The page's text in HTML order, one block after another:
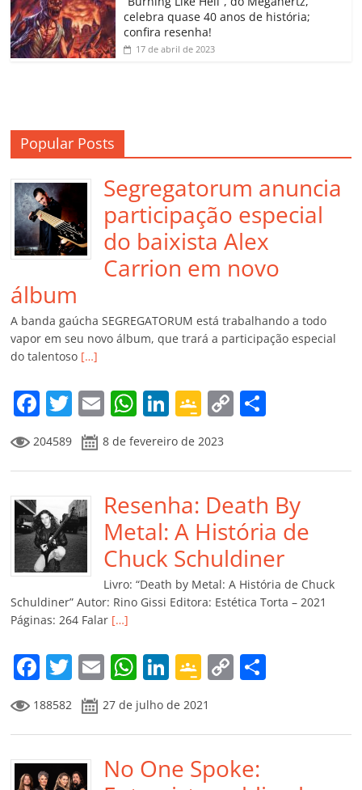
m
celebra quase 40 anos de história;
confira resenha!
17 de abril de 2023
Popular Posts
Segregatorum anuncia
participação especial
do baixista Alex
Carrion em novo
álbum
A banda gaúcha SEGREGATORUM está trabalhando a todo
vapor em seu novo álbum, que trará a participação especial
do talentoso […]
F
a
c
e
b
o
o
k
T
w
itt
er
E
m
ai
l
W
at
s
A
p
p
Li
k
e
dI
n
G
o
o
gl
e
Cl
a
ss
ro
m
C
y
Li
n
k
p
ar
til
h
ar
204589 8 de fevereiro de 2023
Resenha: Death By
Metal: A História de
Chuck Schuldiner
Livro: “Death by Metal: A História de Chuck
Schuldiner” Autor: Rino Gissi Editora: Estética Torta – 2021
Páginas: 264 Falar […]
F
a
c
e
b
T
w
itt
er
E
m
ai
l
W
h
at
s
A
Li
n
k
e
dI
G
o
o
gl
e
C
y
Li
p
188582 27 de julho de 2021
No One Spoke: